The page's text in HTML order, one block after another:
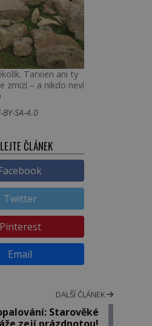
Tarxien ani ty
zmizí – a nikdo neví
SA-4.0
ČLÁNEK
Twitter
Pinterest
Email
DALŠÍ ČLÁNEK
Starověké